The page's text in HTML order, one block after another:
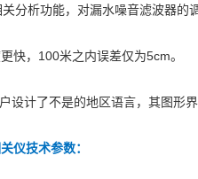
分析功能，对漏水噪音滤波器的
快，100米之内误差仅为5cm。
设计了不是的地区语言，其图形
仪技术参数：